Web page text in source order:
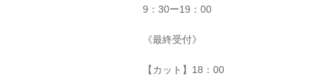
9 ： 30ー19 ： 00
《最終受付》
【カット】 18 ： 00